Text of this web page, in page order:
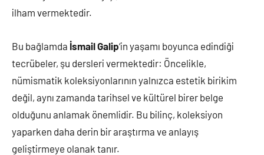
ilham vermektedir.
Bu bağlamda İsmail Galip‘in yaşamı boyunca edindiği
tecrübeler, şu dersleri vermektedir: Öncelikle,
nümismatik koleksiyonlarının yalnızca estetik birikim
değil, aynı zamanda tarihsel ve kültürel birer belge
olduğunu anlamak önemlidir. Bu bilinç, koleksiyon
yaparken daha derin bir araştırma ve anlayış
geliştirmeye olanak tanır.